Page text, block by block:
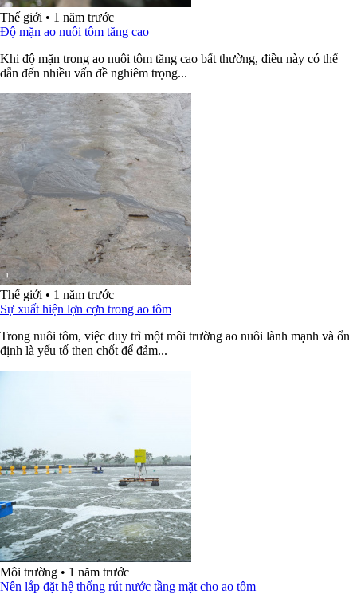
Thế giới • 1 năm trước
Độ mặn ao nuôi tôm tăng cao
Khi độ mặn trong ao nuôi tôm tăng cao bất thường, điều này có thể
dẫn đến nhiều vấn đề nghiêm trọng...
Thế giới • 1 năm trước
Sự xuất hiện lợn cợn trong ao tôm
Trong nuôi tôm, việc duy trì một môi trường ao nuôi lành mạnh và ổn
định là yếu tố then chốt để đảm...
Môi trường • 1 năm trước
Nên lắp đặt hệ thống rút nước tầng mặt cho ao tôm